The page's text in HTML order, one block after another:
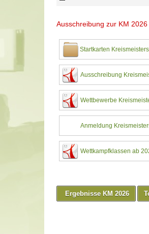
Ausschreibung zur KM 2026
Startkarten
Ausschreibung
Wettbewerbe
Anmeldung
Wettkampfklassen ab
Ergebnisse KM 2026